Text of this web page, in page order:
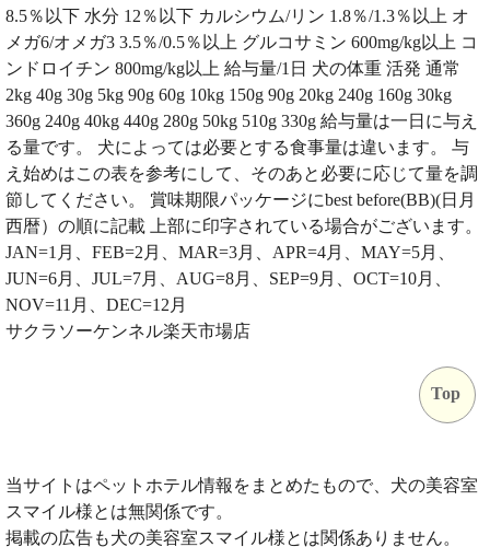
8.5％以下 水分 12％以下 カルシウム/リン 1.8％/1.3％以上 オ
メガ6/オメガ3 3.5％/0.5％以上 グルコサミン 600mg/kg以上 コ
ンドロイチン 800mg/kg以上 給与量/1日 犬の体重 活発 通常
2kg 40g 30g 5kg 90g 60g 10kg 150g 90g 20kg 240g 160g 30kg
360g 240g 40kg 440g 280g 50kg 510g 330g 給与量は一日に与え
る量です。 犬によっては必要とする食事量は違います。 与
え始めはこの表を参考にして、そのあと必要に応じて量を調
節してください。 賞味期限パッケージにbest before(BB)(日月
西暦）の順に記載 上部に印字されている場合がございます。
JAN=1月、FEB=2月、MAR=3月、APR=4月、MAY=5月、
JUN=6月、JUL=7月、AUG=8月、SEP=9月、OCT=10月、
NOV=11月、DEC=12月
サクラソーケンネル楽天市場店
Top
当サイトはペットホテル情報をまとめたもので、犬の美容室
スマイル様とは無関係です。
掲載の広告も犬の美容室スマイル様とは関係ありません。